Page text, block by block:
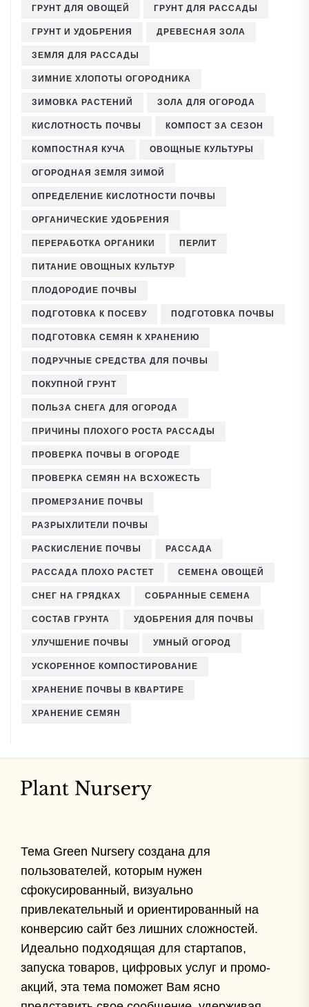
ГРУНТ ДЛЯ ОВОЩЕЙ ГРУНТ ДЛЯ РАССАДЫ
ГРУНТ И УДОБРЕНИЯ ДРЕВЕСНАЯ ЗОЛА
ЗЕМЛЯ ДЛЯ РАССАДЫ
ЗИМНИЕ ХЛОПОТЫ ОГОРОДНИКА
ЗИМОВКА РАСТЕНИЙ ЗОЛА ДЛЯ ОГОРОДА
КИСЛОТНОСТЬ ПОЧВЫ КОМПОСТ ЗА СЕЗОН
КОМПОСТНАЯ КУЧА ОВОЩНЫЕ КУЛЬТУРЫ
ОГОРОДНАЯ ЗЕМЛЯ ЗИМОЙ
ОПРЕДЕЛЕНИЕ КИСЛОТНОСТИ ПОЧВЫ
ОРГАНИЧЕСКИЕ УДОБРЕНИЯ
ПЕРЕРАБОТКА ОРГАНИКИ ПЕРЛИТ
ПИТАНИЕ ОВОЩНЫХ КУЛЬТУР
ПЛОДОРОДИЕ ПОЧВЫ
ПОДГОТОВКА К ПОСЕВУ ПОДГОТОВКА ПОЧВЫ
ПОДГОТОВКА СЕМЯН К ХРАНЕНИЮ
ПОДРУЧНЫЕ СРЕДСТВА ДЛЯ ПОЧВЫ
ПОКУПНОЙ ГРУНТ
ПОЛЬЗА СНЕГА ДЛЯ ОГОРОДА
ПРИЧИНЫ ПЛОХОГО РОСТА РАССАДЫ
ПРОВЕРКА ПОЧВЫ В ОГОРОДЕ
ПРОВЕРКА СЕМЯН НА ВСХОЖЕСТЬ
ПРОМЕРЗАНИЕ ПОЧВЫ
РАЗРЫХЛИТЕЛИ ПОЧВЫ
РАСКИСЛЕНИЕ ПОЧВЫ РАССАДА
РАССАДА ПЛОХО РАСТЕТ СЕМЕНА ОВОЩЕЙ
СНЕГ НА ГРЯДКАХ СОБРАННЫЕ СЕМЕНА
СОСТАВ ГРУНТА УДОБРЕНИЯ ДЛЯ ПОЧВЫ
УЛУЧШЕНИЕ ПОЧВЫ УМНЫЙ ОГОРОД
УСКОРЕННОЕ КОМПОСТИРОВАНИЕ
ХРАНЕНИЕ ПОЧВЫ В КВАРТИРЕ
ХРАНЕНИЕ СЕМЯН
Тема Green Nursery создана для
пользователей, которым нужен
сфокусированный, визуально
привлекательный и ориентированный на
конверсию сайт без лишних сложностей.
Идеально подходящая для стартапов,
запуска товаров, цифровых услуг и промо-
акций, эта тема поможет Вам ясно